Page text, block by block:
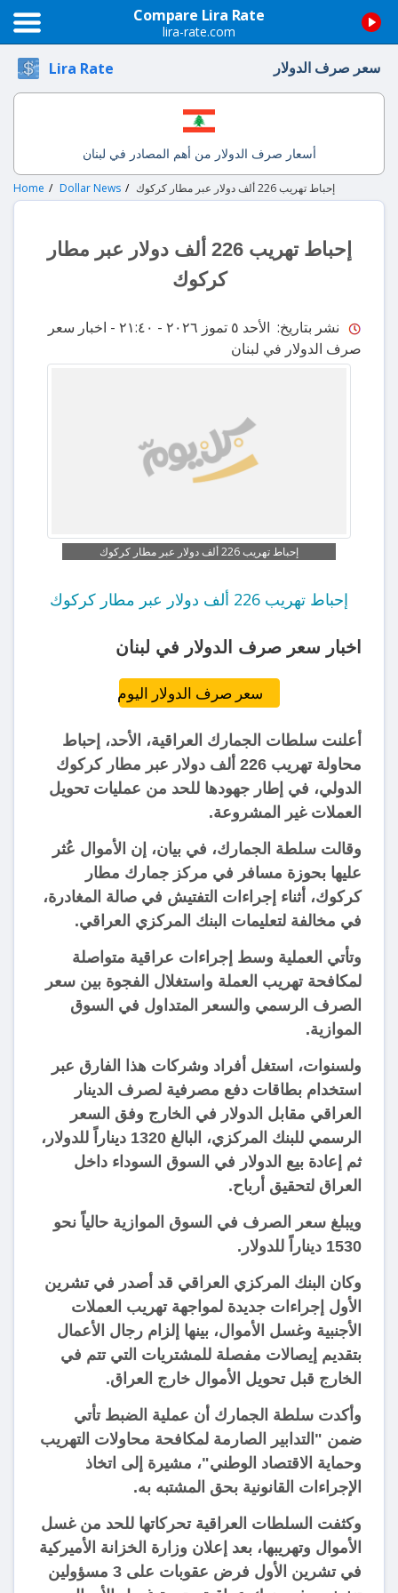
Compare Lira Rate
lira-rate.com
Lira Rate سعر صرف الدولار
أسعار صرف الدولار من أهم المصادر في لبنان
Home Dollar News إحباط تهريب 226 ألف دولار عبر مطار كركوك
إحباط تهريب 226 ألف دولار عبر مطار
كركوك
نشر بتاريخ: الأحد ٥ تموز ٢٠٢٦ - ٢١:٤٠
- اخبار سعر
صرف الدولار في لبنان
إحباط تهريب 226 ألف دولار عبر مطار كركوك
إحباط تهريب 226 ألف دولار عبر مطار كركوك
اخبار سعر صرف الدولار في لبنان
سعر صرف الدولار اليوم
أعلنت سلطات الجمارك العراقية، الأحد، إحباط
محاولة تهريب 226 ألف دولار عبر مطار كركوك
الدولي، في إطار جهودها للحد من عمليات تحويل
العملات غير المشروعة.
وقالت سلطة الجمارك، في بيان، إن الأموال عُثر
عليها بحوزة مسافر في مركز جمارك مطار
كركوك، أثناء إجراءات التفتيش في صالة المغادرة،
في مخالفة لتعليمات البنك المركزي العراقي.
وتأتي العملية وسط إجراءات عراقية متواصلة
لمكافحة تهريب العملة واستغلال الفجوة بين سعر
الصرف الرسمي والسعر المتداول في السوق
الموازية.
ولسنوات، استغل أفراد وشركات هذا الفارق عبر
استخدام بطاقات دفع مصرفية لصرف الدينار
العراقي مقابل الدولار في الخارج وفق السعر
الرسمي للبنك المركزي، البالغ 1320 ديناراً للدولار،
ثم إعادة بيع الدولار في السوق السوداء داخل
العراق لتحقيق أرباح.
ويبلغ سعر الصرف في السوق الموازية حالياً نحو
1530 ديناراً للدولار.
وكان البنك المركزي العراقي قد أصدر في تشرين
الأول إجراءات جديدة لمواجهة تهريب العملات
الأجنبية وغسل الأموال، بينها إلزام رجال الأعمال
بتقديم إيصالات مفصلة للمشتريات التي تتم في
الخارج قبل تحويل الأموال خارج العراق.
وأكدت سلطة الجمارك أن عملية الضبط تأتي
ضمن "التدابير الصارمة لمكافحة محاولات التهريب
وحماية الاقتصاد الوطني"، مشيرة إلى اتخاذ
الإجراءات القانونية بحق المشتبه به.
وكثفت السلطات العراقية تحركاتها للحد من غسل
الأموال وتهريبها، بعد إعلان وزارة الخزانة الأميركية
في تشرين الأول فرض عقوبات على 3 مسؤولين